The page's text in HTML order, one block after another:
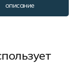
описание